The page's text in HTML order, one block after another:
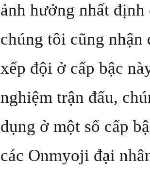
ảnh hưởng nhất
chúng tôi cũng
xếp đội ở cấp bậc
nghiệm trận đấu,
dụng ở một số cấp
các Onmyoji đại